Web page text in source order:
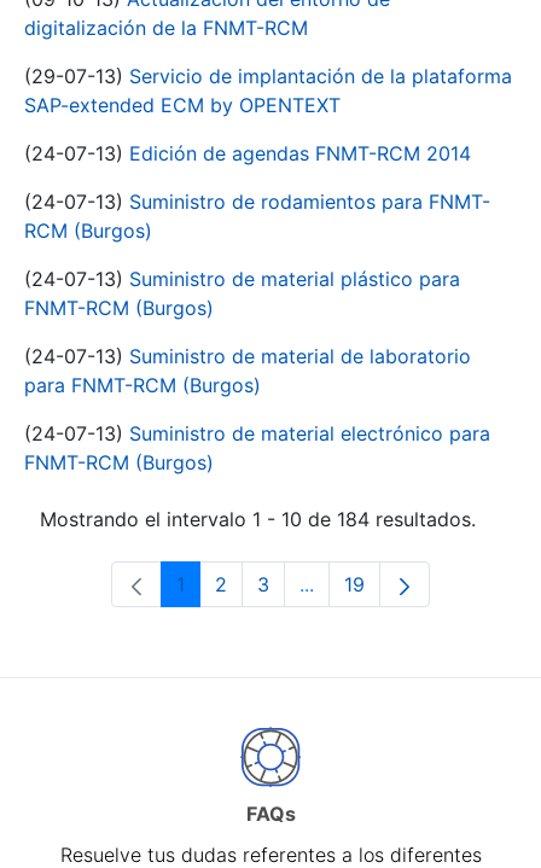
digitalización de la FNMT-RCM
(29-07-13) Servicio de implantación de la plataforma
SAP-extended ECM by OPENTEXT
(24-07-13) Edición de agendas FNMT-RCM 2014
(24-07-13) Suministro de rodamientos para FNMT-
RCM (Burgos)
(24-07-13) Suministro de material plástico para
FNMT-RCM (Burgos)
(24-07-13) Suministro de material de laboratorio
para FNMT-RCM (Burgos)
(24-07-13) Suministro de material electrónico para
FNMT-RCM (Burgos)
Mostrando el intervalo 1 - 10 de 184 resultados.
Página
1 Página
2 Página
3 ...Páginas intermedias Use
Página
19
FAQs
Resuelve tus dudas referentes a los diferentes